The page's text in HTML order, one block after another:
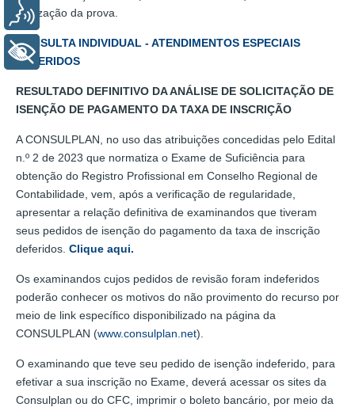
realização da prova.
CONSULTA INDIVIDUAL - ATENDIMENTOS ESPECIAIS
DEFERIDOS
RESULTADO DEFINITIVO DA ANÁLISE DE SOLICITAÇÃO DE
ISENÇÃO DE PAGAMENTO DA TAXA DE INSCRIÇÃO
A CONSULPLAN, no uso das atribuições concedidas pelo Edital
n.º 2 de 2023 que normatiza o Exame de Suficiência para
obtenção do Registro Profissional em Conselho Regional de
Contabilidade, vem, após a verificação de regularidade,
apresentar a relação definitiva de examinandos que tiveram
seus pedidos de isenção do pagamento da taxa de inscrição
deferidos. Clique aqui.
Os examinandos cujos pedidos de revisão foram indeferidos
poderão conhecer os motivos do não provimento do recurso por
meio de link específico disponibilizado na página da
CONSULPLAN (www.consulplan.net).
O examinando que teve seu pedido de isenção indeferido, para
efetivar a sua inscrição no Exame, deverá acessar os sites da
Consulplan ou do CFC, imprimir o boleto bancário, por meio da
Voz